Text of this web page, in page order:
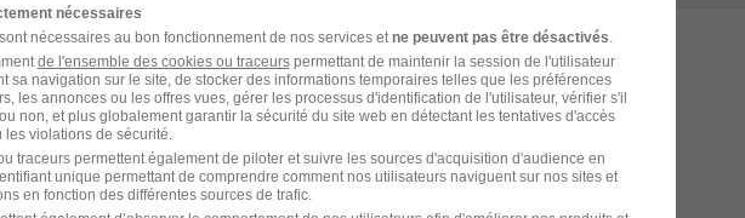
Conduite du Changement H/F
- 44 Intérim Temps partiel
n’est plus disponible depuis le 17/05/26
nécessaires
nécessaires au bon fonctionnement de nos services et ne peuvent pas être désactivés
de l'ensemble des cookies ou traceurspermettant de maintenir la session de l'utilisateur
sa navigation sur le site, de stocker des informations temporaires telles que les préférences
les annonces ou les offres vues, gérer les processus d'identification de l'utilisateur, vérifier s'il
non, et plus globalement garantir la sécurité du site web en détectant les tentatives d'accès
violations de sécurité.
traceurs permettent également de piloter et suivre les sources d'acquisition d'audience en
unique permettant de comprendre comment nos utilisateurs naviguent sur nos sites et
en fonction des différentes sources de trafic.